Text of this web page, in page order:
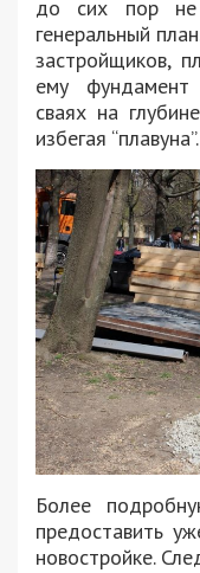
до сих пор не
генеральный
застройщиков,
ему фундамент
сваях на
избегая “плавуна”.
Более
предоставить
новостройке.